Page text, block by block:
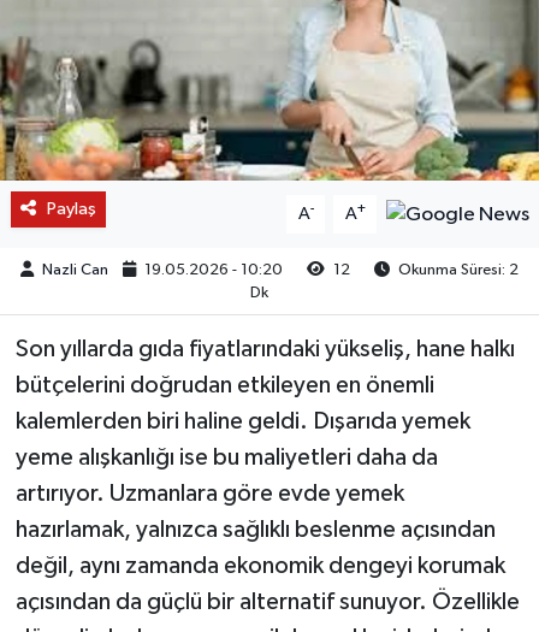
Paylaş A- A+
Nazli Can 19.05.2026 - 10:20 12
Okunma Süresi: 2
Dk
Son yıllarda gıda fiyatlarındaki yükseliş, hane halkı
bütçelerini doğrudan etkileyen en önemli
kalemlerden biri haline geldi. Dışarıda yemek
yeme alışkanlığı ise bu maliyetleri daha da
artırıyor. Uzmanlara göre evde yemek
hazırlamak, yalnızca sağlıklı beslenme açısından
değil, aynı zamanda ekonomik dengeyi korumak
açısından da güçlü bir alternatif sunuyor. Özellikle